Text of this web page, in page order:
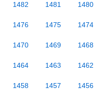
1482 1481 1480
1476 1475 1474
1470 1469 1468
1464 1463 1462
1458 1457 1456